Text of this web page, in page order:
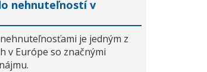
nehnuteľností v
je jedným z
v Európe so značnými